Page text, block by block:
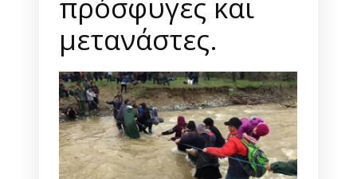
μετανάστες.